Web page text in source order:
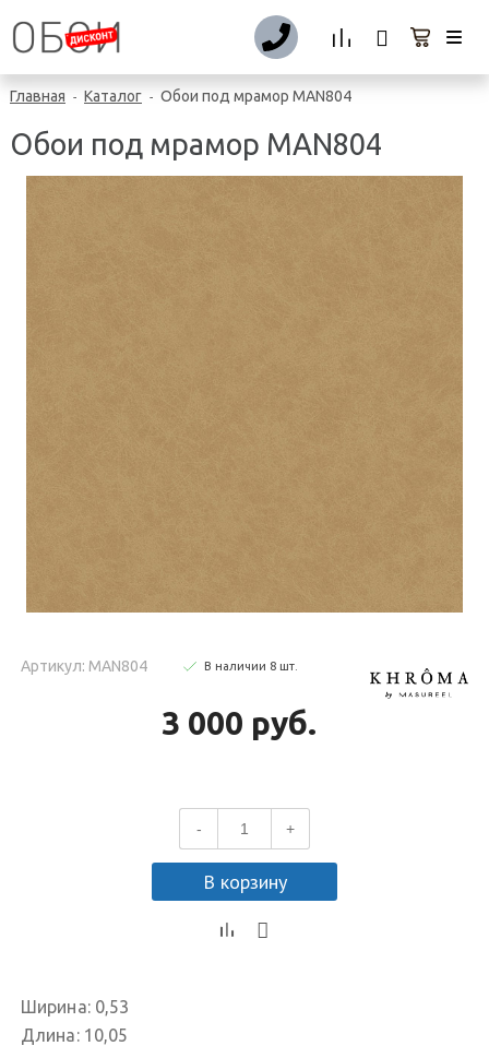
Главная - Каталог - Обои под мрамор MAN804
Обои под мрамор MAN804
Артикул: MAN804 В наличии 8 шт
3 000 руб.
- +
В корзину
Ширина:0,53
Длина:10,05